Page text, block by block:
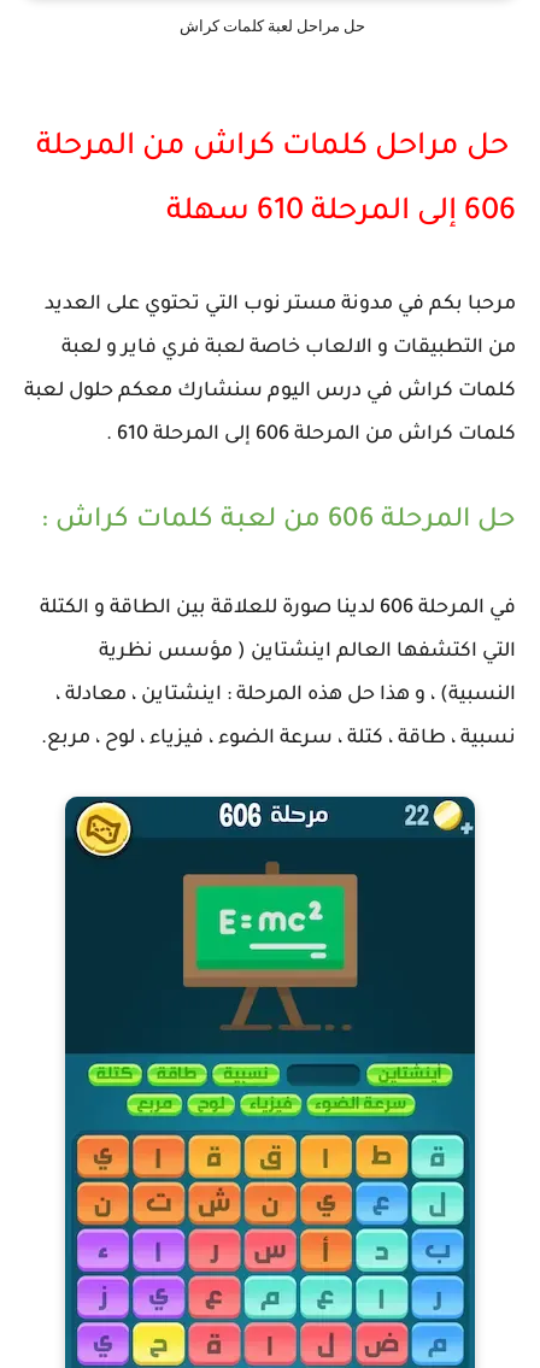
حل مراحل لعبة كلمات كراش
حل مراحل كلمات كراش من المرحلة
606 إلى المرحلة 610 سهلة
مرحبا بكم في مدونة مستر نوب التي تحتوي على العديد
من التطبيقات و الالعاب خاصة لعبة فري فاير و لعبة
كلمات كراش في درس اليوم سنشارك معكم حلول لعبة
كلمات كراش من المرحلة 606 إلى المرحلة 610 .
حل المرحلة 606 من لعبة كلمات كراش :
في المرحلة 606 لدينا صورة للعلاقة بين الطاقة و الكتلة
التي اكتشفها العالم اينشتاين ( مؤسس نظرية
النسبية) ، و هذا حل هذه المرحلة : اينشتاين ، معادلة ،
نسبية ، طاقة ، كتلة ، سرعة الضوء ، فيزياء ، لوح ، مربع.